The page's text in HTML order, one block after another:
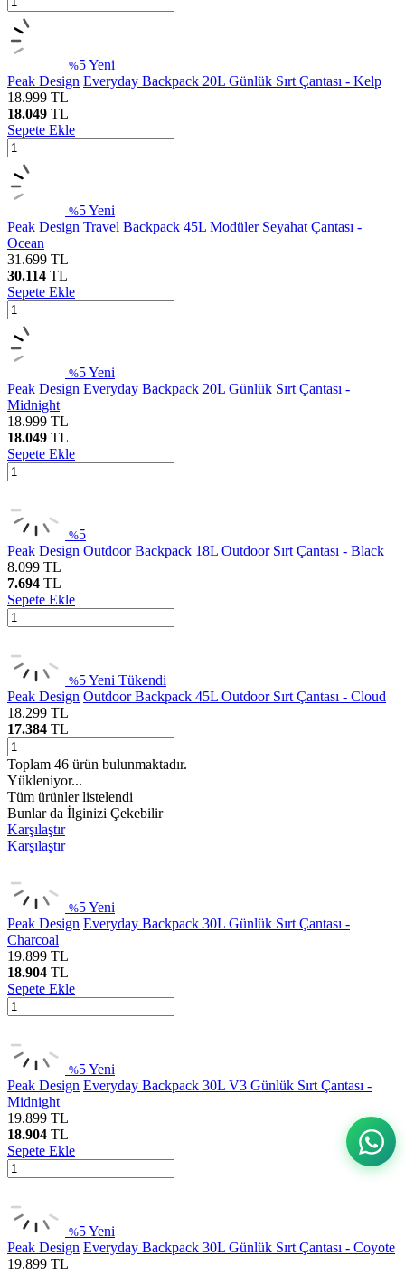
%5Yeni
Peak Design Everyday Backpack 20L Günlük Sırt Çantası - Kelp
18.999 TL
18.049 TL
Sepete Ekle
%5Yeni
Peak Design Travel Backpack 45L Modüler Seyahat Çantası -
Ocean
31.699 TL
30.114 TL
Sepete Ekle
%5Yeni
Peak Design Everyday Backpack 20L Günlük Sırt Çantası -
Midnight
18.999 TL
18.049 TL
Sepete Ekle
%5
Peak Design Outdoor Backpack 18L Outdoor Sırt Çantası - Black
8.099 TL
7.694 TL
Sepete Ekle
%5Yeni Tükendi
Peak Design Outdoor Backpack 45L Outdoor Sırt Çantası - Cloud
18.299 TL
17.384 TL
Toplam 46 ürün bulunmaktadır.
Yükleniyor...
Tüm ürünler listelendi
Bunlar da İlginizi Çekebilir
Karşılaştır
Karşılaştır
%5Yeni
Peak Design Everyday Backpack 30L Günlük Sırt Çantası -
Charcoal
19.899 TL
18.904 TL
Sepete Ekle
%5Yeni
Peak Design Everyday Backpack 30L V3 Günlük Sırt Çantası -
Midnight
19.899 TL
18.904 TL
Sepete Ekle
%5Yeni
Peak Design Everyday Backpack 30L Günlük Sırt Çantası - Coyote
19.899 TL